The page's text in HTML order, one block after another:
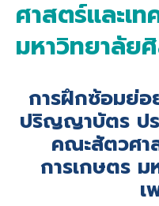
ศาสตร์และเท
มหาวิทยาลัย
การฝึกซ้อมย่อ
ปริญญาบัตร ปร
คณะสัตวศา
การเกษตร
เ